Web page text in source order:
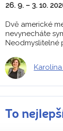
26. 9. – 3. 10.
Dvě americké
nevynecháte
Neodmyslitelné
To